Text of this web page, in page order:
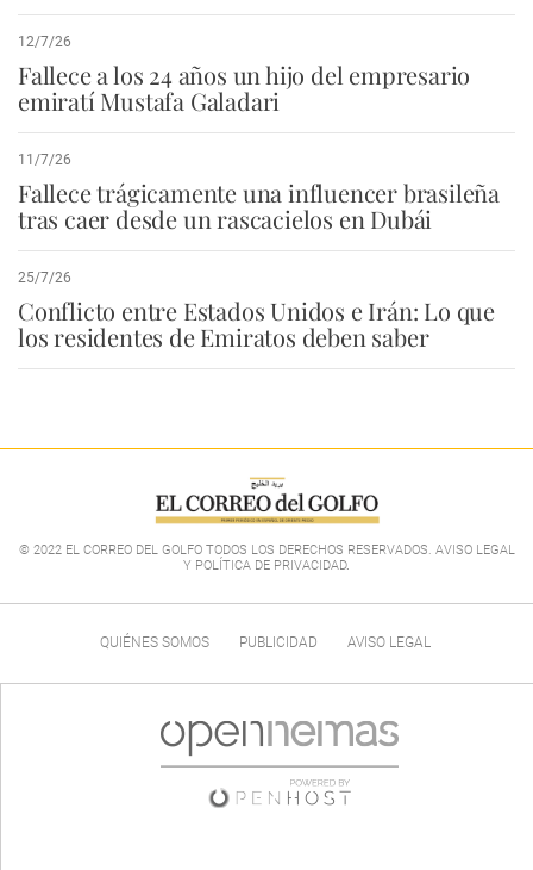
12/7/26
Fallece a los 24 años un hijo del empresario
emiratí Mustafa Galadari
11/7/26
Fallece trágicamente una influencer brasileña
tras caer desde un rascacielos en Dubái
25/7/26
Conflicto entre Estados Unidos e Irán: Lo que
los residentes de Emiratos deben saber
© 2022 EL CORREO DEL GOLFO TODOS LOS DERECHOS RESERVADOS. AVISO LEGAL
Y POLÍTICA DE PRIVACIDAD.
QUIÉNES SOMOS PUBLICIDAD AVISO LEGAL